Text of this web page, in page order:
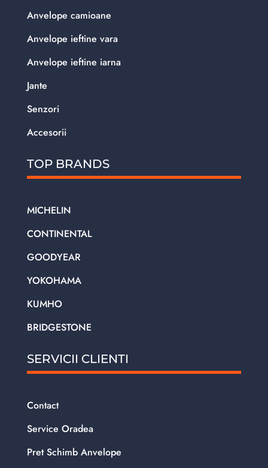
Anvelope camioane
Anvelope ieftine vara
Anvelope ieftine iarna
Jante
Senzori
Accesorii
TOP BRANDS
MICHELIN
CONTINENTAL
GOODYEAR
YOKOHAMA
KUMHO
BRIDGESTONE
SERVICII CLIENTI
Contact
Service Oradea
Pret Schimb Anvelope